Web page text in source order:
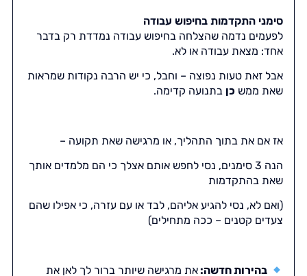
סימני התקדמות בחיפוש עבודה
לפעמים נדמה שהצלחה בחיפוש עבודה נמדדת רק בדבר
אחד: מצאת עבודה או לא.
אבל זאת טעות נפוצה – וחבל, כי יש הרבה נקודות שמראות
שאת ממשכן בתנועה קדימה.
אז אם את בתוך התהליך, או מרגישה שאת תקועה –
הנה 3 סימנים, נסי לחפש אותם אצלך כי הם מלמדים אותך
שאת בהתקדמות
(ואם לא, נסי להגיע אליהם, לבד או עם עזרה, כי אפילו שהם
צעדים קטנים – ככה מתחילים)
בהירות חדשה: את מרגישה שיותר ברור לך לאן את